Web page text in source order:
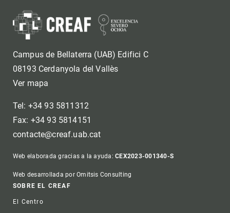
Campus de Bellaterra (UAB) Edifici C
08193 Cerdanyola del Vallès
Ver mapa
Tel: +34 93 5811312
Fax: +34 93 5814151
contacte@creaf.uab.cat
Web elaborada gracias a la ayuda:CEX2023-001340-S
Web desarrollada por Omitsis Consulting
Footer
SOBRE EL CREAF
El Centro